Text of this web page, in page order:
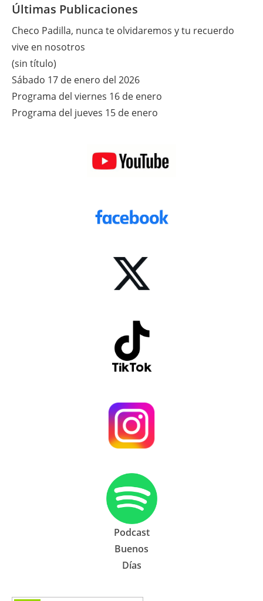
Últimas Publicaciones
Checo Padilla, nunca te olvidaremos y tu recuerdo
vive en nosotros
(sin título)
Sábado 17 de enero del 2026
Programa del viernes 16 de enero
Programa del jueves 15 de enero
Podcast
Buenos
Días